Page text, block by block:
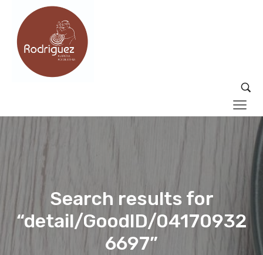
Search results for
“detail/GoodID/04170932
6697”